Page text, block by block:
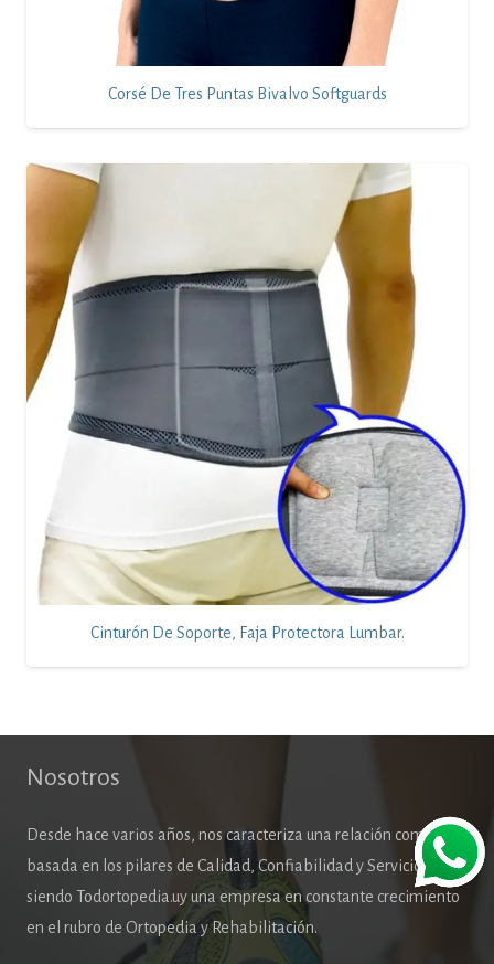
Corsé De Tres Puntas Bivalvo Softguards
Cinturón De Soporte, Faja Protectora Lumbar.
Nosotros
Desde hace varios años, nos caracteriza una relación comercial
basada en los pilares de Calidad, Confiabilidad y Servicio,
siendo Todortopedia.uy una empresa en constante crecimiento
en el rubro de Ortopedia y Rehabilitación.